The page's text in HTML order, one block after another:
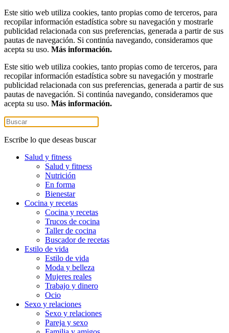
Este sitio web utiliza cookies, tanto propias como de terceros, para
recopilar información estadística sobre su navegación y mostrarle
publicidad relacionada con sus preferencias, generada a partir de sus
pautas de navegación. Si continúa navegando, consideramos que
acepta su uso. Más información.
Este sitio web utiliza cookies, tanto propias como de terceros, para
recopilar información estadística sobre su navegación y mostrarle
publicidad relacionada con sus preferencias, generada a partir de sus
pautas de navegación. Si continúa navegando, consideramos que
acepta su uso. Más información.
Escribe lo que deseas buscar
Salud y fitness
Salud y fitness
Nutrición
En forma
Bienestar
Cocina y recetas
Cocina y recetas
Trucos de cocina
Taller de cocina
Buscador de recetas
Estilo de vida
Estilo de vida
Moda y belleza
Mujeres reales
Trabajo y dinero
Ocio
Sexo y relaciones
Sexo y relaciones
Pareja y sexo